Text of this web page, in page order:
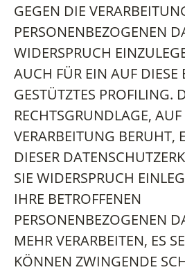
GEGEN DIE
PERSONENBEZOGENEN
WIDERSPRUCH
AUCH FÜR EIN AUF
GESTÜTZTES PROFILING.
RECHTSGRUNDLAGE,
VERARBEITUNG BERUHT,
DIESER
SIE WIDERSPRUCH
IHRE BETROFFENEN
PERSONENBEZOGENEN
MEHR VERARBEITEN, ES
KÖNNEN ZWINGENDE